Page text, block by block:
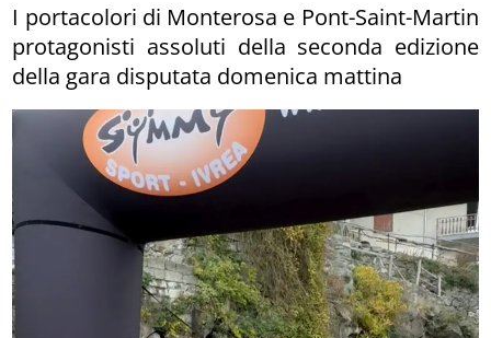
I portacolori di Monterosa e Pont-Saint-Martin
protagonisti assoluti della seconda edizione
della gara disputata domenica mattina